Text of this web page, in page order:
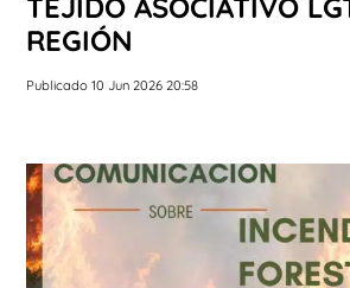
REGIÓN
Publicado 10 Jun 2026 20:58